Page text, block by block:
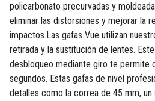
policarbonato precurvadas y
eliminar las distorsiones y mejorar la
impactos.Las gafas Vue utilizan
retirada y la sustitución de lentes.
desbloqueo mediante giro te permite
segundos. Estas gafas de nivel
detalles como la correa de 45 mm,